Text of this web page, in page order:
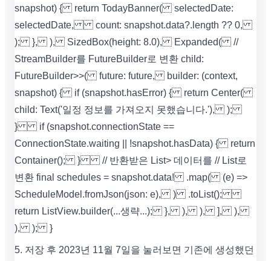
snapshot) { return TodayBanner( selectedDate:
selectedDate, count: snapshot.data?.length ?? 0,
); }, ), SizedBox(height: 8.0), Expanded( //
StreamBuilder를 FutureBuilder로 변환 child:
FutureBuilder>>( future: future, builder: (context,
snapshot) { if (snapshot.hasError) { return Center(
child: Text('일정 정보를 가져오지 못했습니다.'), );
} if (snapshot.connectionState ==
ConnectionState.waiting || !snapshot.hasData) { return
Container(); } // 반환받은 List> 데이터를 // List로
변환 final schedules = snapshot.data! .map( (e) =>
ScheduleModel.fromJson(json: e), ) .toList();
return ListView.builder(...생략...); }, ), ), ], ),
), ); }
5. 저장 후 2023년 11월 7일을 눌러보면 기존에 생성했던